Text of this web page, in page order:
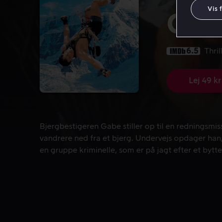
6.5
Lej 49 kr
Bjergbestigeren Gabe stiller op til en
Bjergbestigeren Gabe stiller op til en
vandrere ned fra et bjerg. Undervejs opdager
en gruppe kriminelle, som er på jagt efter et
Vis